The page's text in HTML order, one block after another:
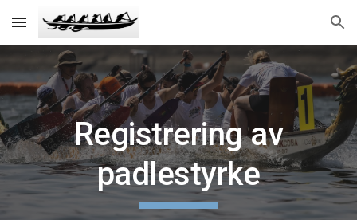
Skip to main content Skip to navigation
Registrering av
padlestyrke